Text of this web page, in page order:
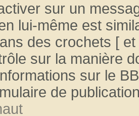
sur un
lui-même est
des crochets [
sur la manière
sur le
de